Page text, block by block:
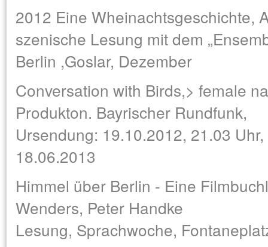
2012 Eine Wheinachtsgeschichte,
szenische Lesung mit dem
Berlin ,Goslar, Dezember
Conversation with Birds,> female
Produkton. Bayrischer Rundfunk,
Ursendung: 19.10.2012, 21.03
18.06.2013
Himmel über Berlin - Eine
Wenders, Peter Handke
Lesung, Sprachwoche,